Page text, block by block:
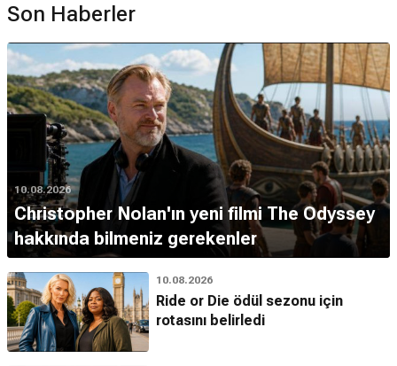
Son Haberler
10.08.2026
Christopher Nolan'ın yeni filmi The Odyssey
hakkında bilmeniz gerekenler
10.08.2026
Ride or Die ödül sezonu için
rotasını belirledi